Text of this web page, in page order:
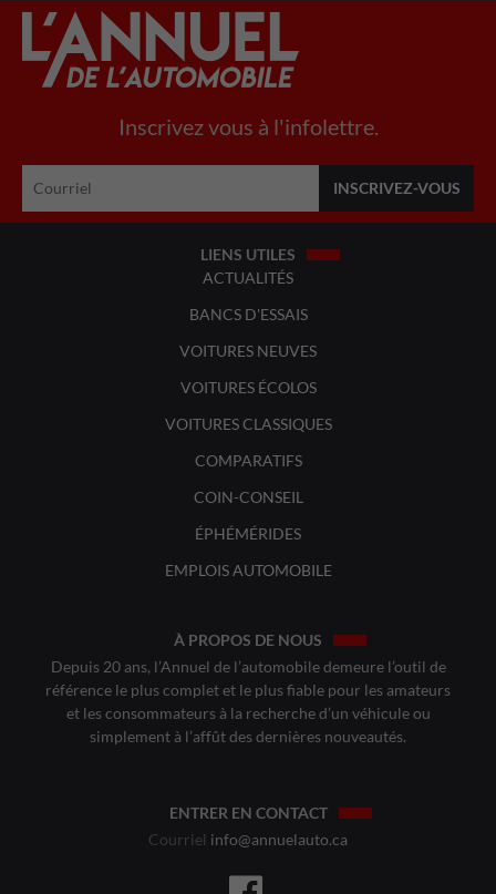
Inscrivez vous à l'infolettre.
LIENS UTILES
ACTUALITÉS
BANCS D'ESSAIS
VOITURES NEUVES
VOITURES ÉCOLOS
VOITURES CLASSIQUES
COMPARATIFS
COIN-CONSEIL
ÉPHÉMÉRIDES
EMPLOIS AUTOMOBILE
À PROPOS DE NOUS
Depuis 20 ans, l’Annuel de l’automobile demeure l’outil de
référence le plus complet et le plus fiable pour les amateurs
et les consommateurs à la recherche d’un véhicule ou
simplement à l’affût des dernières nouveautés.
ENTRER EN CONTACT
Courriel info@annuelauto.ca